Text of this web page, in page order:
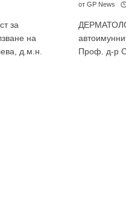
за
на
д.м.н.
от GP News
Проф. д-р